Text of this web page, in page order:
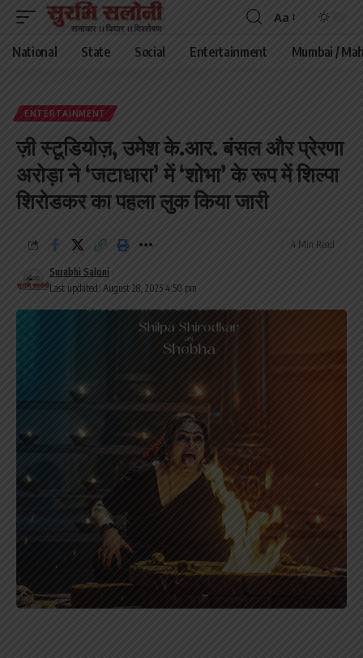
Font
Resizer
Aa
National State Social Entertainment Mumbai /
ENTERTAINMENT
ज़ी स्टूडियोज़, उमेश के.आर. बंसल और प्रेरणा
अरोड़ा ने ‘जटाधारा’ में ‘शोभा’ के रूप में शिल्पा
शिरोडकर का पहला लुक किया जारी
Last updated: August 28, 2025 4:50 pm
Surabhi Saloni
4 Min Read